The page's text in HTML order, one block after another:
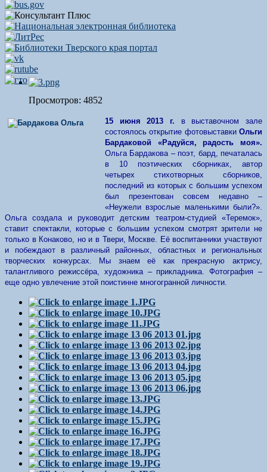
Просмотров: 4852
15 июня 2013 г. ввыставочном зале
состоялось открытие фотовыставки Ольги
Бардаковой «Радуйся, радость моя».
Ольга Бардакова – поэт, бард, печаталась
в 10 поэтических сборниках, автор
четырех стихотворных сборников,
последний из которых с большим успехом
был презентован совсем недавно –
«Неужели взрослые маленькими были?».
Ольга создала и руководит детским театром-студией «Теремок»,
ставит спектакли, которые с большим успехом смотрят зрители не
только в Конаково, но и в Твери, Москве. Её воспитанники участвуют
и побеждают в различный районных, областных и региональных
творческих конкурсах. Мы знаем её как прекрасную актрису,
талантливого режиссёра, художника – прикладника. Фотография –
еще одно увлечение этой поистинне многогранной личности.